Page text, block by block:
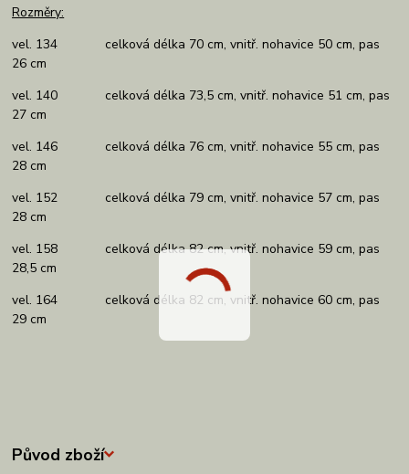
Rozměry:
vel. 134 celková délka 70 cm, vnitř. nohavice 50 cm, pas
26 cm
vel. 140 celková délka 73,5 cm, vnitř. nohavice 51 cm, pas
27 cm
vel. 146 celková délka 76 cm, vnitř. nohavice 55 cm, pas
28 cm
vel. 152 celková délka 79 cm, vnitř. nohavice 57 cm, pas
28 cm
vel. 158 celková délka 82 cm, vnitř. nohavice 59 cm, pas
28,5 cm
vel. 164 celková délka 82 cm, vnitř. nohavice 60 cm, pas
29 cm
Původ zboží